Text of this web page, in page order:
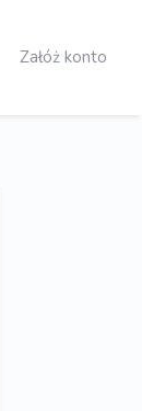
Załóż konto